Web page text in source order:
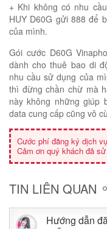
+ Khi không có nhu
HUY D60G gửi 888 để
của mình.
Gói cước D60G
dành cho thuê bao di
nhu cầu sử dụng của
thì đừng chần chừ mà
này không những giúp
data cung cấp cũng vô
Cước phí đăng ký dịch
Cảm ơn quý khách đã
TIN LIÊN QUAN
Hướng dẫn